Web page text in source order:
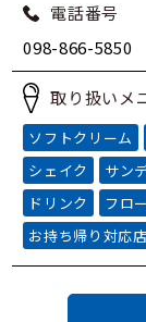
電話番号
098-866-5850
取り扱いメ
ソフトクリーム
シェイク
サン
ドリンク
フロ
お持ち帰り対応